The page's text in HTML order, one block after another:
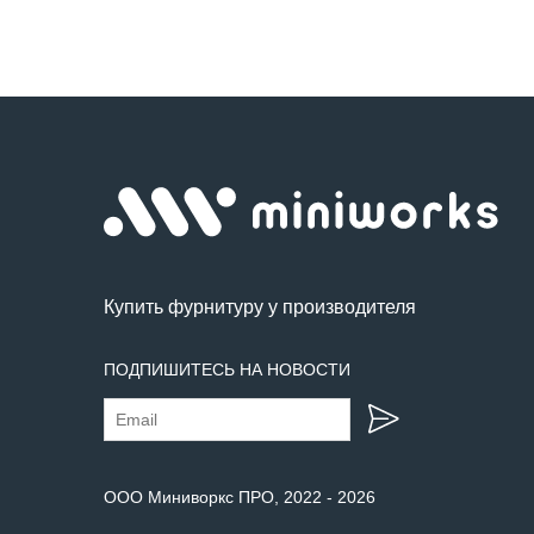
Купить фурнитуру у производителя
ПОДПИШИТЕСЬ НА НОВОСТИ
ООО Миниворкс ПРО , 2022 - 2026